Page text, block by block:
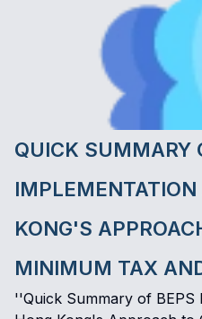
QUICK SUMMARY
KONG'S
MINIMUM TAX
''Quick Summary of BEPS